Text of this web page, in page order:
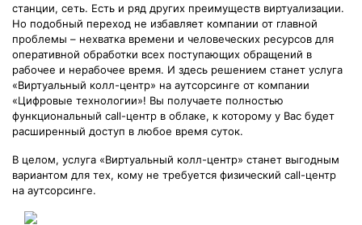
станции, сеть. Есть и ряд других преимуществ виртуализации.
Но подобный переход не избавляет компании от главной
проблемы – нехватка времени и человеческих ресурсов для
оперативной обработки всех поступающих обращений в
рабочее и нерабочее время. И здесь решением станет услуга
«Виртуальный колл-центр» на аутсорсинге от компании
«Цифровые технологии»! Вы получаете полностью
функциональный call-центр в облаке, к которому у Вас будет
расширенный доступ в любое время суток.
В целом, услуга «Виртуальный колл-центр» станет выгодным
вариантом для тех, кому не требуется физический call-центр
на аутсорсинге.